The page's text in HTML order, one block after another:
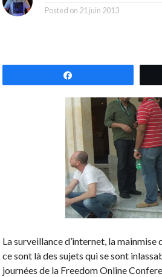
Posted on 21 juin 2013
La surveillance d’internet, la
ce sont là des sujets qui se sont
journées de la Freedom Online